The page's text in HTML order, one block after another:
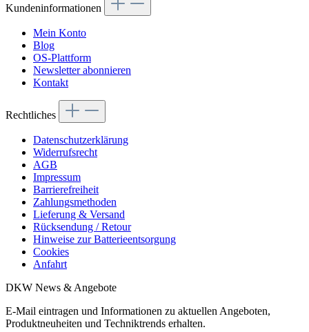
Kundeninformationen
Mein Konto
Blog
OS-Plattform
Newsletter abonnieren
Kontakt
Rechtliches
Datenschutzerklärung
Widerrufsrecht
AGB
Impressum
Barrierefreiheit
Zahlungsmethoden
Lieferung & Versand
Rücksendung / Retour
Hinweise zur Batterieentsorgung
Cookies
Anfahrt
DKW News & Angebote
E-Mail eintragen und Informationen zu aktuellen Angeboten,
Produktneuheiten und Techniktrends erhalten.